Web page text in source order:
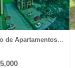
Proyecto de Apartamentos en Venta